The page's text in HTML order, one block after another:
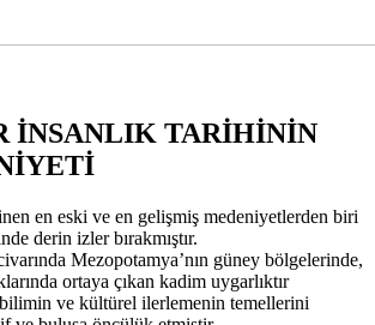
İNSANLIK TARİHİNİN
en eski ve en gelişmiş medeniyetlerden biri
derin izler bırakmıştır.
Mezopotamya’nın güney bölgelerinde,
ortaya çıkan kadim uygarlıktır
ve kültürel ilerlemenin temellerini